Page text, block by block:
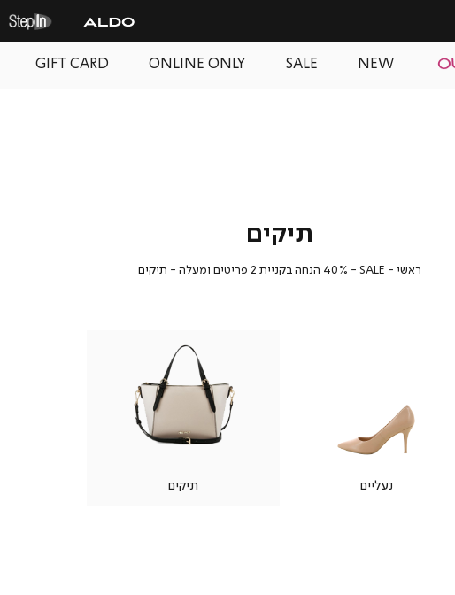
NEW
SALE
ONLINE ONLY
GIFT CARD
תיקים
ראשי ראשי
SALE
SALE
40% הנחה בקניית 2 פריטים ומעלה
40%
תיקיםתיקים
נעליים תיקים